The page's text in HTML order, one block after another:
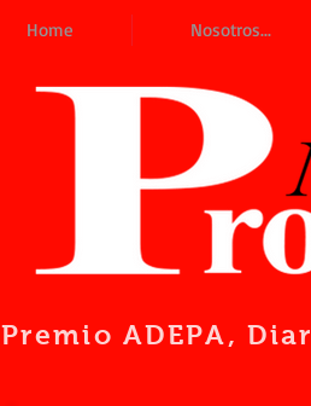
Home Nosotros...
Premio ADEPA,